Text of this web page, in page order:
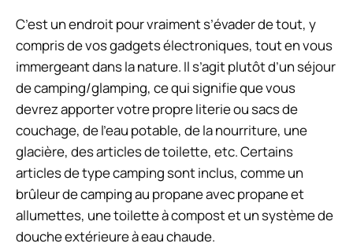
C’est un endroit pour vraiment s’évader de tout, y
compris de vos gadgets électroniques, tout en vous
immergeant dans la nature. Il s’agit plutôt d’un séjour
de camping/glamping, ce qui signifie que vous
devrez apporter votre propre literie ou sacs de
couchage, de l’eau potable, de la nourriture, une
glacière, des articles de toilette, etc. Certains
articles de type camping sont inclus, comme un
brûleur de camping au propane avec propane et
allumettes, une toilette à compost et un système de
douche extérieure à eau chaude.